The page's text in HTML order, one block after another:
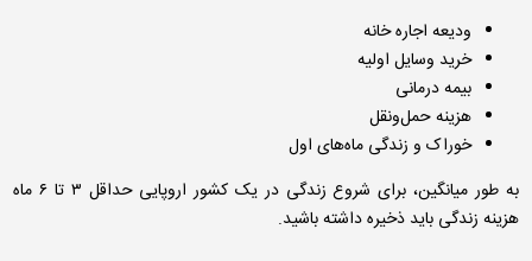
ودیعه اجاره خانه
خرید وسایل اولیه
بیمه درمانی
هزینه حمل‌ونقل
خوراک و زندگی ماه‌های اول
به طور میانگین، برای شروع زندگی در یک کشور اروپایی حداقل ۳ تا ۶ ماه
هزینه زندگی باید ذخیره داشته باشید.